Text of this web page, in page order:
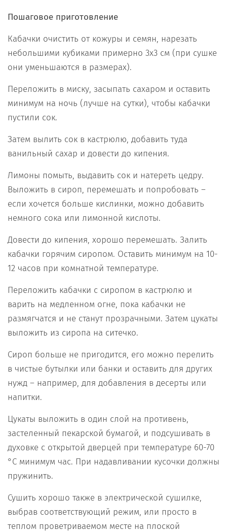
Пошаговое приготовление
Кабачки очистить от кожуры и семян, нарезать
небольшими кубиками примерно 3х3 см (при сушке
они уменьшаются в размерах).
Переложить в миску, засыпать сахаром и оставить
минимум на ночь (лучше на сутки), чтобы кабачки
пустили сок.
Затем вылить сок в кастрюлю, добавить туда
ванильный сахар и довести до кипения.
Лимоны помыть, выдавить сок и натереть цедру.
Выложить в сироп, перемешать и попробовать –
если хочется больше кислинки, можно добавить
немного сока или лимонной кислоты.
Довести до кипения, хорошо перемешать. Залить
кабачки горячим сиропом. Оставить минимум на 10-
12 часов при комнатной температуре.
Переложить кабачки с сиропом в кастрюлю и
варить на медленном огне, пока кабачки не
размягчатся и не станут прозрачными. Затем цукаты
выложить из сиропа на ситечко.
Сироп больше не пригодится, его можно перелить
в чистые бутылки или банки и оставить для других
нужд – например, для добавления в десерты или
напитки.
Цукаты выложить в один слой на противень,
застеленный пекарской бумагой, и подсушивать в
духовке с открытой дверцей при температуре 60-70
°С минимум час. При надавливании кусочки должны
пружинить.
Сушить хорошо также в электрической сушилке,
выбрав соответствующий режим, или просто в
теплом проветриваемом месте на плоской